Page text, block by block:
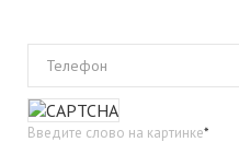
Телефон
Введите слово на картинке*